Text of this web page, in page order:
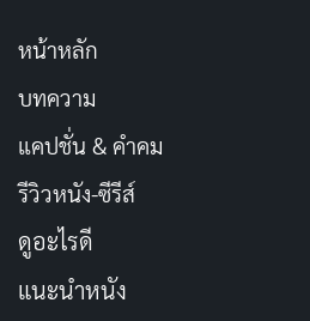
เบน เหมาะกับผิวแพ้ง่าย
แม้จะมีรีวิวที่ดี แต่ก็มีผู้ใช้บางส่วน
ผล อาจขึ้นอยู่กับสภาพผิว รอยแผล
สม่ำเสมอในการใช้ อีกทั้งผลลัพธ์อ
แต่ละบุคคล
Puricas Dragon’s Blood Scar
หน้าหลัก
บทความ
แคปชั่น & คำคม
รีวิวหนัง-ซีรีส์
ดูอะไรดี
แนะนำหนัง